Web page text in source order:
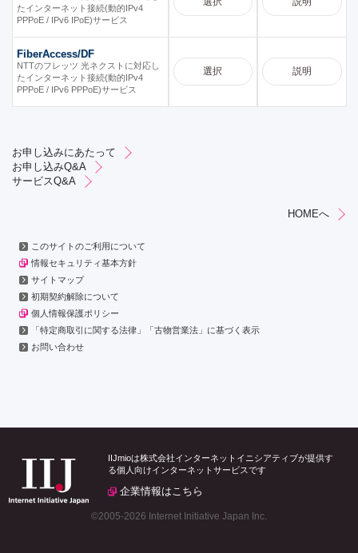
たインターネット接続(動的IPv4
PPPoE / IPv6 IPoE)サービス
FiberAccess/DF
NTTのフレッツ 光ネクストに対応し
たインターネット接続(動的IPv4
PPPoE / IPv6 PPPoE)サービス
選択 説明
お申し込みにあたって
お申し込みQ&A
サービスQ&A
HOMEへ
このサイトのご利用について
情報セキュリティ基本方針
サイトマップ
初期契約解除について
個人情報保護ポリシー
「特定商取引に関する法律」「古物営業法」に基づく表示
お問い合わせ
IIJmioは株式会社インターネットイニシアティブが提供す
る個人向けインターネットサービスです
企業情報はこちら
©2005-2026 Internet Initiative Japan Inc.